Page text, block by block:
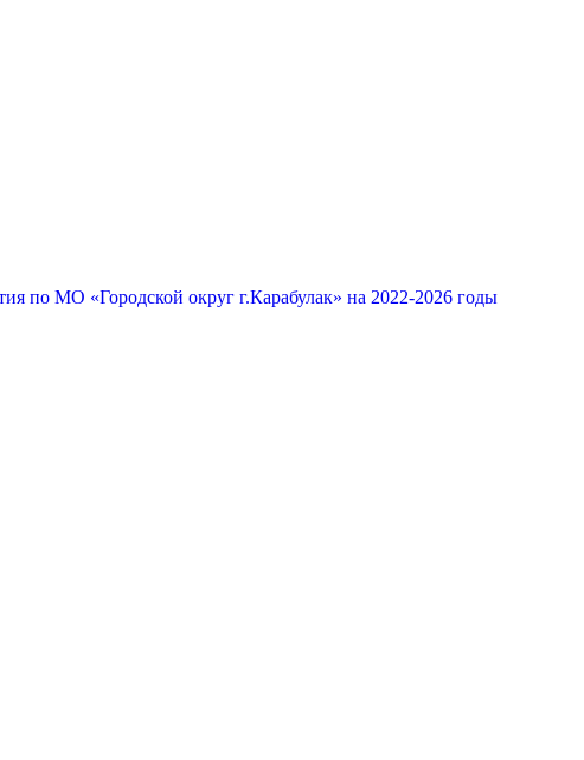
по МО «Городской округ г.Карабулак» на 2022-2026 годы